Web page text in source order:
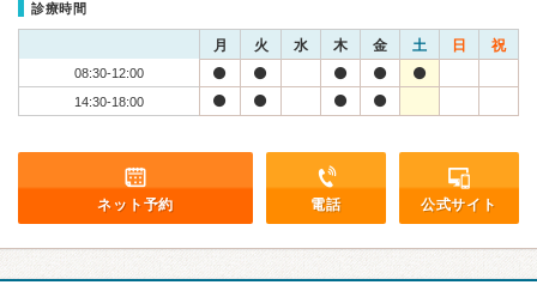
診療時間
月 火 水 木 金 土 日 祝
08:30-12:00
14:30-18:00
ネット予約 電話 公式サイト